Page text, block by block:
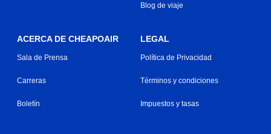
Blog de viaje
ACERCA DE CHEAPOAIR
Sala de Prensa
Carreras
Boletín
LEGAL
Política de Privacidad
Términos y condiciones
Impuestos y tasas